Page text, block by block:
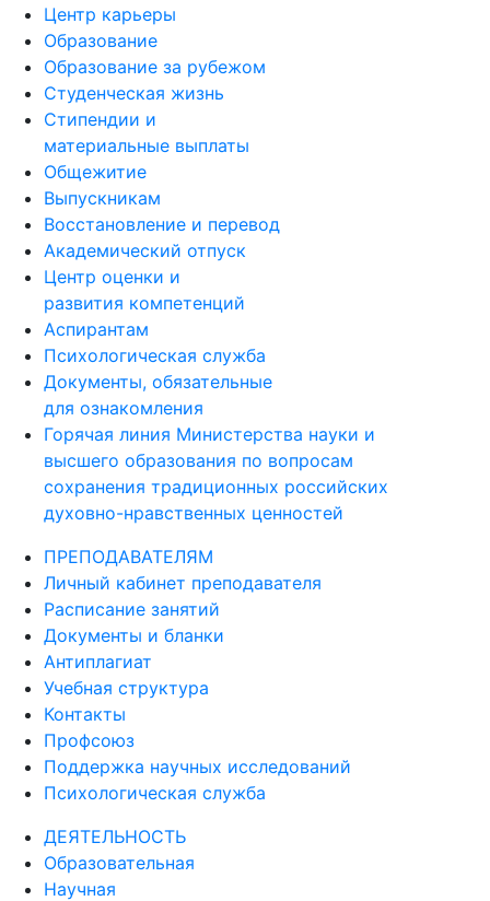
Центр карьеры
Образование
Образование за рубежом
Студенческая жизнь
Стипендии и
материальные выплаты
Общежитие
Выпускникам
Восстановление и перевод
Академический отпуск
Центр оценки и
развития компетенций
Аспирантам
Психологическая служба
Документы, обязательные
для ознакомления
Горячая линия Министерства науки и
высшего образования по вопросам
сохранения традиционных российских
духовно-нравственных ценностей
ПРЕПОДАВАТЕЛЯМ
Личный кабинет преподавателя
Расписание занятий
Документы и бланки
Антиплагиат
Учебная структура
Контакты
Профсоюз
Поддержка научных исследований
Психологическая служба
ДЕЯТЕЛЬНОСТЬ
Образовательная
Научная